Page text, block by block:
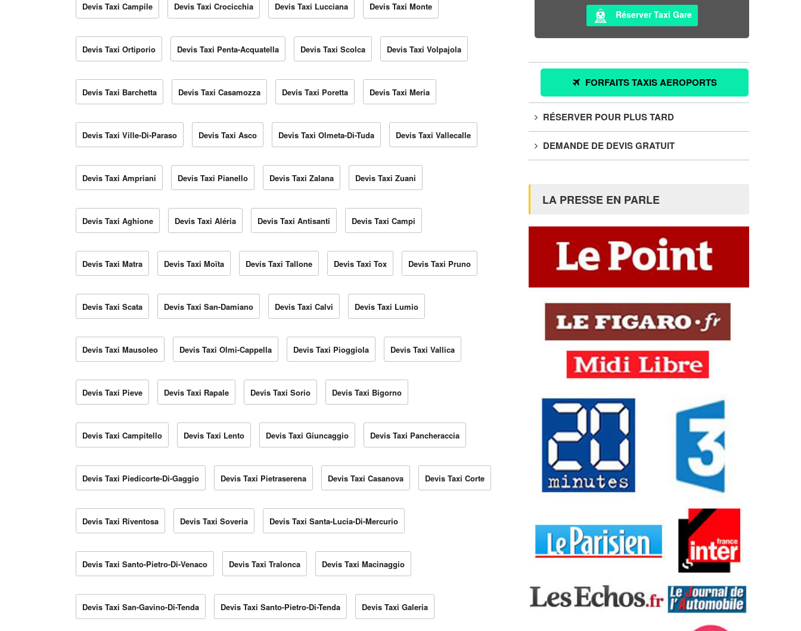
Devis Taxi Campile Devis Taxi Crocicchia Devis Taxi Lucciana Devis Taxi Monte
Devis Taxi Ortiporio Devis Taxi Penta-Acquatella Devis Taxi Scolca Devis Taxi Volpajola
Devis Taxi Barchetta Devis Taxi Casamozza Devis Taxi Poretta Devis Taxi Meria
Devis Taxi Ville-Di-Paraso Devis Taxi Asco Devis Taxi Olmeta-Di-Tuda Devis Taxi Vallecalle
Devis Taxi Ampriani Devis Taxi Pianello Devis Taxi Zalana Devis Taxi Zuani
Devis Taxi Aghione Devis Taxi Aléria Devis Taxi Antisanti Devis Taxi Campi
Devis Taxi Matra Devis Taxi Moïta Devis Taxi Tallone Devis Taxi Tox Devis Taxi Pruno
Devis Taxi Scata Devis Taxi San-Damiano Devis Taxi Calvi Devis Taxi Lumio
Devis Taxi Mausoleo Devis Taxi Olmi-Cappella Devis Taxi Pioggiola Devis Taxi Vallica
Devis Taxi Pieve Devis Taxi Rapale Devis Taxi Sorio Devis Taxi Bigorno
Devis Taxi Campitello Devis Taxi Lento Devis Taxi Giuncaggio Devis Taxi Pancheraccia
Devis Taxi Piedicorte-Di-Gaggio Devis Taxi Pietraserena Devis Taxi Casanova Devis Taxi Corte
Devis Taxi Riventosa Devis Taxi Soveria Devis Taxi Santa-Lucia-Di-Mercurio
Devis Taxi Santo-Pietro-Di-Venaco Devis Taxi Tralonca Devis Taxi Macinaggio
Devis Taxi San-Gavino-Di-Tenda Devis Taxi Santo-Pietro-Di-Tenda Devis Taxi Galeria
Réserver Taxi Gare
FORFAITS TAXIS AEROPORTS
RÉSERVER POUR PLUS TARD
DEMANDE DE DEVIS GRATUIT
LA PRESSE EN PARLE